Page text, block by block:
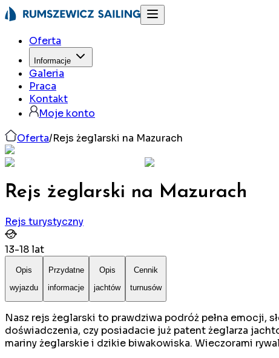
Oferta
Informacje
Galeria
Praca
Kontakt
Moje konto
Oferta/Rejs żeglarski na Mazurach
Rejs żeglarski na Mazurach
Rejs turystyczny
13-18lat
Opis
wyjazdu
Przydatne
informacje
Opis
jachtów
Cennik
turnusów
Nasz rejs żeglarski to prawdziwa podróż pełna emocji,
doświadczenia, czy posiadacie już patent żeglarza
mariny żeglarskie i dzikie biwakowiska. Wieczorami